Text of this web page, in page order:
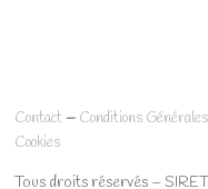
Contact – Conditions
Cookies
Tous droits réservés –